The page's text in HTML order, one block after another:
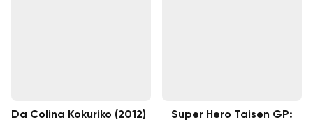
Da Colina Kokuriko (2012)
Super Hero Taisen GP: